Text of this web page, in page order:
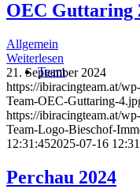
Team
OEC Guttaring
Allgemein
Weiterlesen
21. September 2024
https://ibiracingteam.at/
Team-OEC-Guttaring-
https://ibiracingteam.at/
Team-Logo-Bieschof-
12:31:452025-07-16
Perchau 2024